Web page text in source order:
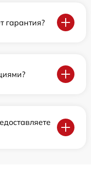
гарантия?